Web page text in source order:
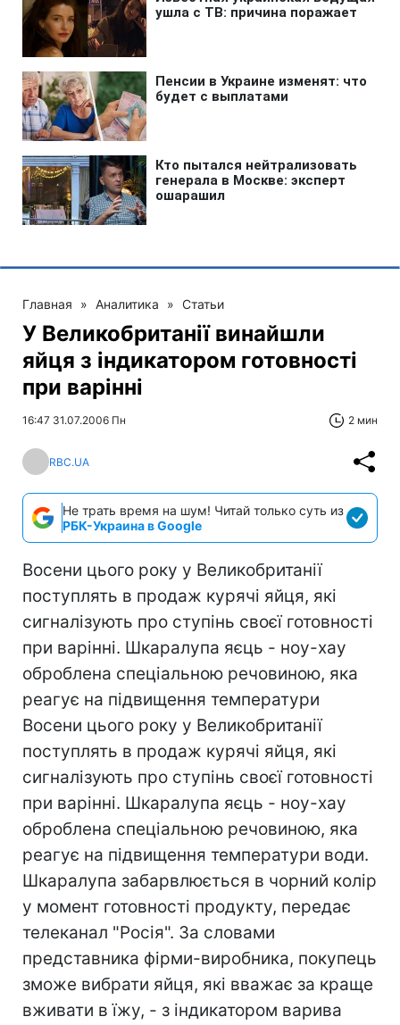
Главная » Аналитика » Статьи
У Великобританії винайшли
яйця з індикатором готовності
при варінні
16:47 31.07.2006 Пн 2 мин
RBC.UA
Не трать время на шум! Читай только суть из
РБК-Украина в Google
Восени цього року у Великобританії
поступлять в продаж курячі яйця, які
сигналізують про ступінь своєї готовності
при варінні. Шкаралупа яєць - ноу-хау
оброблена спеціальною речовиною, яка
реагує на підвищення температури
Восени цього року у Великобританії
поступлять в продаж курячі яйця, які
сигналізують про ступінь своєї готовності
при варінні. Шкаралупа яєць - ноу-хау
оброблена спеціальною речовиною, яка
реагує на підвищення температури води.
Шкаралупа забарвлюється в чорний колір
у момент готовності продукту, передає
телеканал "Росія". За словами
представника фірми-виробника, покупець
зможе вибрати яйця, які вважає за краще
вживати в їжу, - з індикатором варива